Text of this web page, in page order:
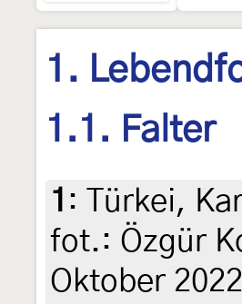
1.
1.1. Falter
1 :
Türkei,
fot.: Özgür
Oktober